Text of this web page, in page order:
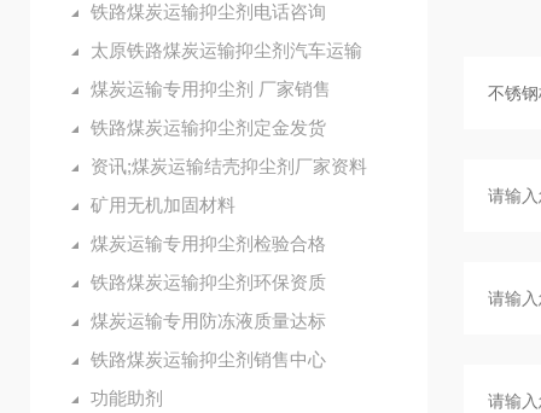
铁路煤炭运输抑尘剂电话咨询
太原铁路煤炭运输抑尘剂汽车运输
煤炭运输专用抑尘剂 厂家销售
铁路煤炭运输抑尘剂定金发货
资讯;煤炭运输结壳抑尘剂厂家资料
矿用无机加固材料
煤炭运输专用抑尘剂检验合格
铁路煤炭运输抑尘剂环保资质
煤炭运输专用防冻液质量达标
铁路煤炭运输抑尘剂销售中心
功能助剂